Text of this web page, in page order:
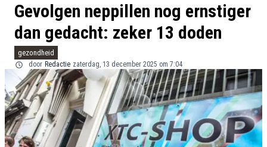
Gevolgen neppillen nog ernstiger
dan gedacht: zeker 13 doden
gezondheid
door Redactie zaterdag, 13 december 2025 om 7:04